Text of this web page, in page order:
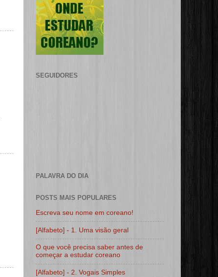
SEGUIDORES
PALAVRA DO DIA
POSTS MAIS POPULARES
Escreva seu nome em coreano!
[Alfabeto] - 1. Uma visão geral
O que você precisa saber antes de
começar a estudar coreano
[Alfabeto] - 2. Vogais Simples